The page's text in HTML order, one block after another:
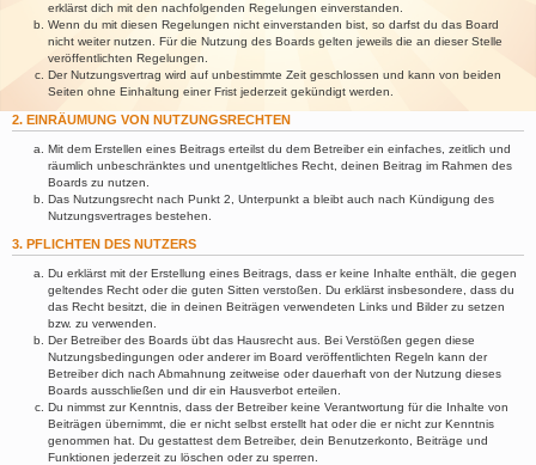
erklärst dich mit den nachfolgenden Regelungen einverstanden.
Wenn du mit diesen Regelungen nicht einverstanden bist, so darfst du das Board
nicht weiter nutzen. Für die Nutzung des Boards gelten jeweils die an dieser Stelle
veröffentlichten Regelungen.
Der Nutzungsvertrag wird auf unbestimmte Zeit geschlossen und kann von beiden
Seiten ohne Einhaltung einer Frist jederzeit gekündigt werden.
2. EINRÄUMUNG VON NUTZUNGSRECHTEN
Mit dem Erstellen eines Beitrags erteilst du dem Betreiber ein einfaches, zeitlich und
räumlich unbeschränktes und unentgeltliches Recht, deinen Beitrag im Rahmen des
Boards zu nutzen.
Das Nutzungsrecht nach Punkt 2, Unterpunkt a bleibt auch nach Kündigung des
Nutzungsvertrages bestehen.
3. PFLICHTEN DES NUTZERS
Du erklärst mit der Erstellung eines Beitrags, dass er keine Inhalte enthält, die gegen
geltendes Recht oder die guten Sitten verstoßen. Du erklärst insbesondere, dass du
das Recht besitzt, die in deinen Beiträgen verwendeten Links und Bilder zu setzen
bzw. zu verwenden.
Der Betreiber des Boards übt das Hausrecht aus. Bei Verstößen gegen diese
Nutzungsbedingungen oder anderer im Board veröffentlichten Regeln kann der
Betreiber dich nach Abmahnung zeitweise oder dauerhaft von der Nutzung dieses
Boards ausschließen und dir ein Hausverbot erteilen.
Du nimmst zur Kenntnis, dass der Betreiber keine Verantwortung für die Inhalte von
Beiträgen übernimmt, die er nicht selbst erstellt hat oder die er nicht zur Kenntnis
genommen hat. Du gestattest dem Betreiber, dein Benutzerkonto, Beiträge und
Funktionen jederzeit zu löschen oder zu sperren.